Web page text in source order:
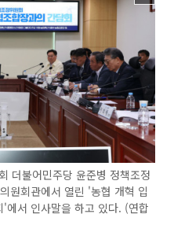
더불어민주당 윤준병 정책조정
원회관에서 열린 '농협 개혁 입
에서 인사말을 하고 있다. (연합